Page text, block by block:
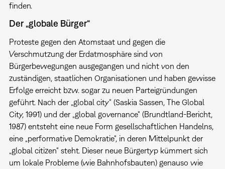
finden.
Der „globale Bürger“
Proteste gegen den Atomstaat und gegen die
Verschmutzung der Erdatmosphäre sind von
Bürgerbewegungen ausgegangen und nicht von den
zuständigen, staatlichen Organisationen und haben gewisse
Erfolge erreicht bzw. sogar zu neuen Parteigründungen
geführt. Nach der „global city“ (Saskia Sassen, The Global
City, 1991) und der „global governance“ (Brundtland-Bericht,
1987) entsteht eine neue Form gesellschaftlichen Handelns,
eine „performative Demokratie“, in deren Mittelpunkt der
„global citizen“ steht. Dieser neue Bürgertyp kümmert sich
um lokale Probleme (wie Bahnhofsbauten) genauso wie